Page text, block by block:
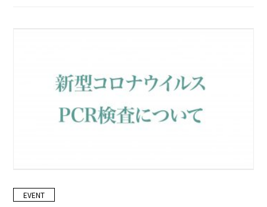
EVENT